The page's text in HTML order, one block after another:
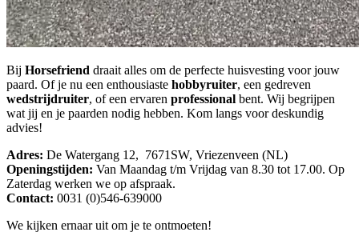
Bij Horsefriend draait alles om de perfecte huisvesting voor jouw
paard. Of je nu een enthousiaste hobbyruiter, een gedreven
wedstrijdruiter, of een ervaren professional bent. Wij begrijpen
wat jij en je paarden nodig hebben. Kom langs voor deskundig
advies!
Adres: De Watergang 12, 7671SW, Vriezenveen (NL)
Openingstijden: Van Maandag t/m Vrijdag van 8.30 tot 17.00. Op
Zaterdag werken we op afspraak.
Contact: 0031 (0)546-639000
We kijken ernaar uit om je te ontmoeten!